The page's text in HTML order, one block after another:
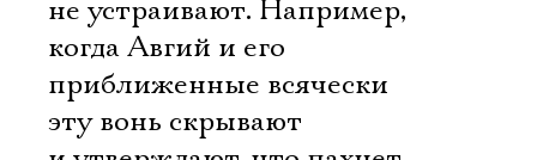
не устраивают. Например,
когда Авгий и его
приближенные всячески
эту вонь скрывают